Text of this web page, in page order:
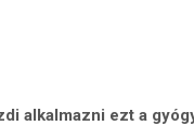
alkalmazni ezt a